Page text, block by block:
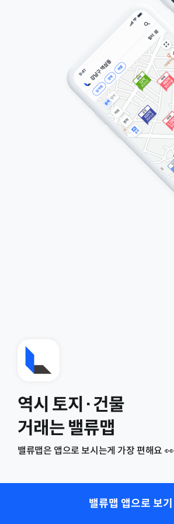
역시 토지·건물
거래는 밸류맵
밸류맵은 앱으로 보시는게 가장 편해요 👀
밸류맵 앱으로 보기